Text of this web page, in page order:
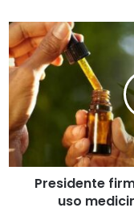
Presidente
firma
reglamento
para
uso
medicinal
del
cannabis
Presidente
uso